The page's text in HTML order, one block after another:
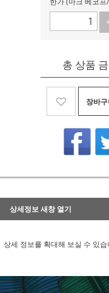
총 상품
장바
상세정보 새창 열기
상세 정보를 확대해 보실 수 있습